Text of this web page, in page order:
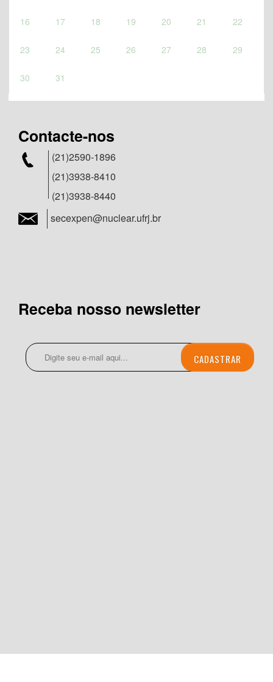
16 17 18 19 20 21 22
23 24 25 26 27 28 29
30 31
Contacte-nos
(21)2590-1896
(21)3938-8410
(21)3938-8440
secexpen@nuclear.ufrj.br
Receba nosso newsletter
CADASTRAR